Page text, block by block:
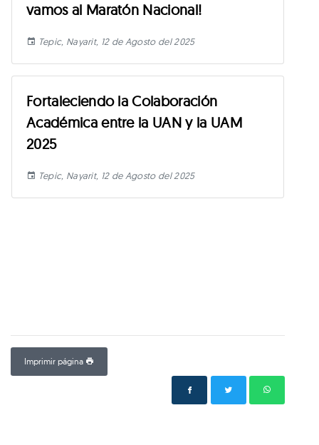
vamos al Maratón Nacional!
Tepic, Nayarit, 12 de Agosto del 2025
Fortaleciendo la Colaboración
Académica entre la UAN y la UAM
2025
Tepic, Nayarit, 12 de Agosto del 2025
Imprimir página